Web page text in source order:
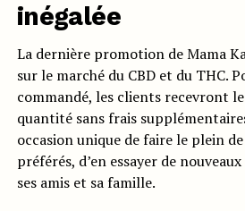
inégalée
La dernière promotion de Mama
sur le marché du CBD et du THC.
commandé, les clients recevront
quantité sans frais
occasion unique de faire le plein
préférés, d’en essayer de
ses amis et sa famille.